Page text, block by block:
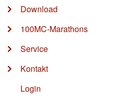
Download
100MC-Marathons
Service
Kontakt
Login